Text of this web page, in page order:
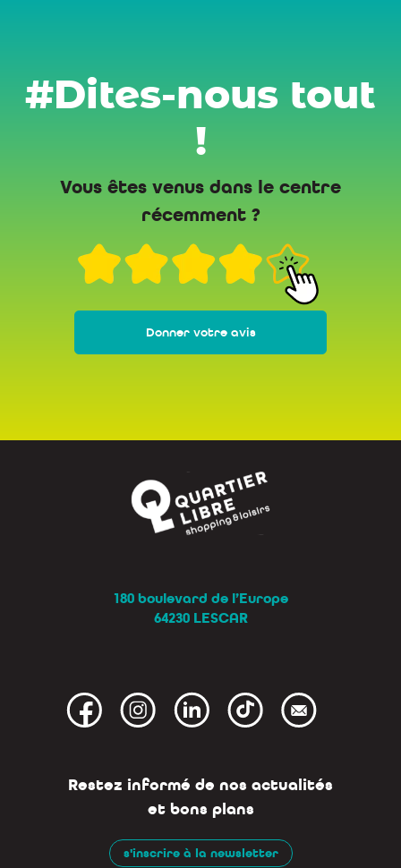
#Dites-nous tout
!
Vous êtes venus dans le centre
récemment ?
Donner votre avis
180 boulevard de l’Europe
64230 LESCAR
Restez informé de nos actualités
et bons plans
s'inscrire à la newsletter